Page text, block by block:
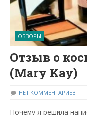
ОБЗОРЫ
Отзыв о
(Mary Kay)
НЕТ КОММЕНТАРИЕВ
Почему я решила